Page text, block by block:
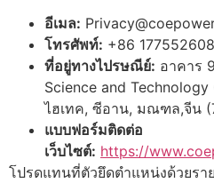
อีเมล:
โทรศัพท์: +86
ที่อยู่ทางไปรษณีย์: อาคาร
Science and
ไฮเทค, ซีอาน, มณฑล,จีน
แบบฟอร์มติดต่อ
เว็บไซต์: https://
โปรดแทนที่ตัวยึดตำแหน่งด้วยรา